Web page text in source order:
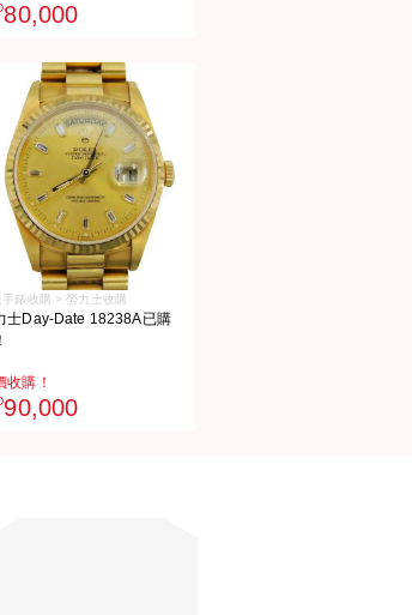
80,000
手錶收購 > 勞力士收購
士Day-Date 18238A已購
收購！
90,000